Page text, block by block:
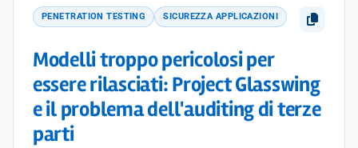
PENETRATION TESTING SICUREZZA APPLICAZIONI
Modelli troppo pericolosi per
essere rilasciati: Project Glasswing
e il problema dell'auditing di terze
parti